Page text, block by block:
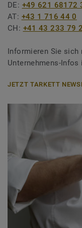
DE: +49 621 68172
AT: +43 1 716 44 0
CH: +41 43 233 79
Informieren Sie sich
Unternehmens-
JETZT TARKETT